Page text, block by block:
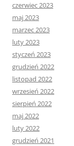
czerwiec 2023
maj 2023
marzec 2023
luty 2023
styczeń 2023
grudzień 2022
listopad 2022
wrzesień 2022
sierpień 2022
maj 2022
luty 2022
grudzień 2021